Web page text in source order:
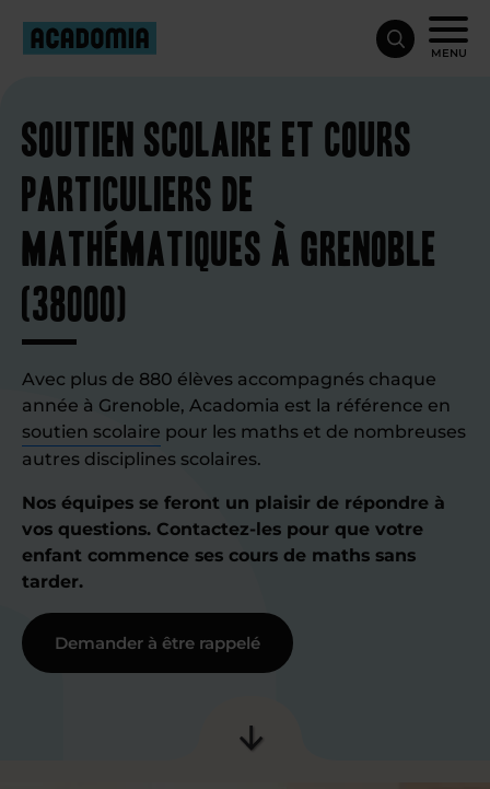
MENU
Soutien scolaire et cours
particuliers de
mathématiques à Grenoble
(38000)
Avec plus de 880 élèves accompagnés chaque
année à Grenoble, Acadomia est la référence en
soutien scolaire pour les maths et de nombreuses
autres disciplines scolaires.
Nos équipes se feront un plaisir de répondre à
vos questions. Contactez-les pour que votre
enfant commence ses cours de maths sans
tarder.
Demander à être rappelé